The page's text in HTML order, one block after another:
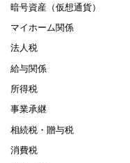
暗号資産（仮想通貨）
マイホーム関係
法人税
給与関係
所得税
事業承継
相続税・贈与税
消費税